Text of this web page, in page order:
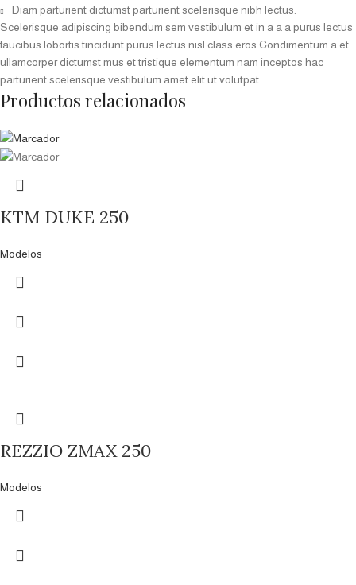
Diam parturient dictumst parturient scelerisque nibh lectus.
Scelerisque adipiscing bibendum sem vestibulum et in a a a purus lectus
faucibus lobortis tincidunt purus lectus nisl class eros.Condimentum a et
ullamcorper dictumst mus et tristique elementum nam inceptos hac
parturient scelerisque vestibulum amet elit ut volutpat.
Productos relacionados
KTM DUKE 250
Modelos
REZZIO ZMAX 250
Modelos